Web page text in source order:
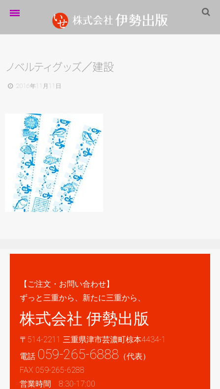
伊勢出版だより
営業案内
企業情報
採用情報
パートナーシップ
お問い合わせ
サイトマップ
ノベルティ グッ ズ／建設
2016年11月11日
【ご注文・お問い合わせ】
ずっと三重から、新たに三重から、
株式会社 伊勢出版
〒514-2211 三重県津市芸濃町椋本4434-1
電話 059-265-6888 （代表）
FAX 059-265-6288
営業時間 8:30-17:00